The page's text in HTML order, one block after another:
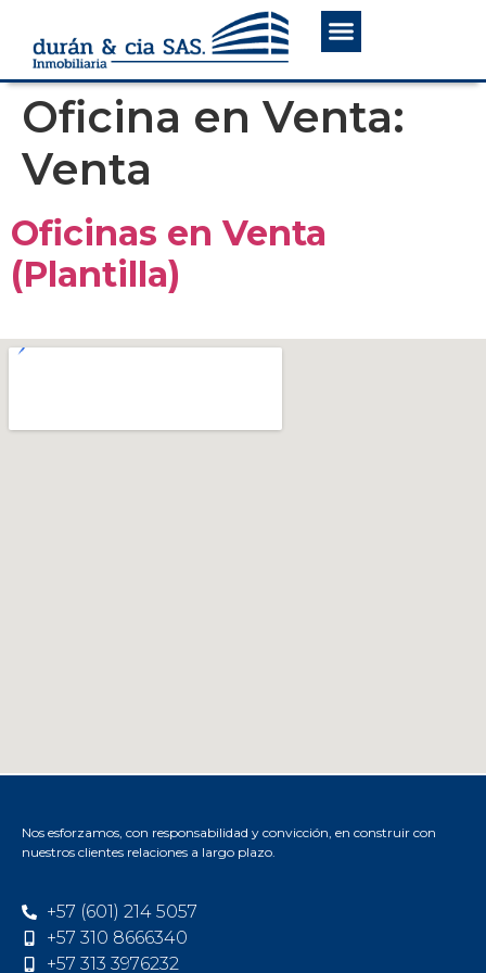
Oficina en Venta:
Venta
Oficinas en Venta
(Plantilla)
Nos esforzamos, con responsabilidad y convicción, en construir con
nuestros clientes relaciones a largo plazo.
+57 (601) 214 5057
+57 310 8666340
+57 313 3976232